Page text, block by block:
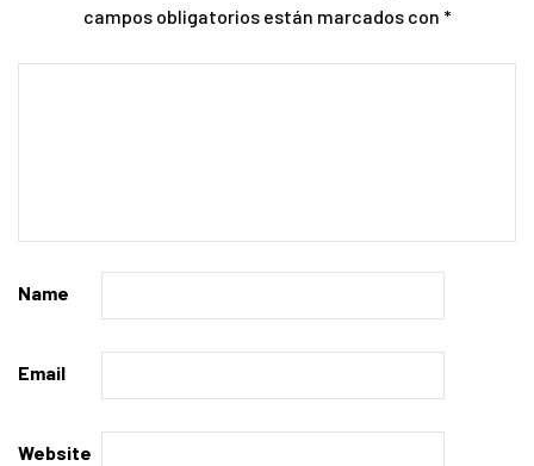
campos obligatorios están marcados con *
Name
Email
Website